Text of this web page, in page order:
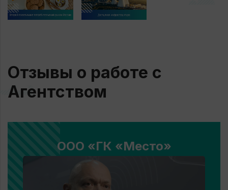
Отзывы о работе с
Агентством
ООО «ГК «Место»